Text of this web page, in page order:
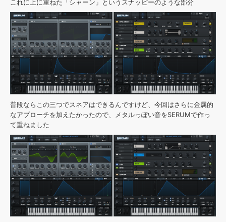
これに上に重ねた「シャーン」というスナッピーのような部分
普段ならこの三つでスネアはできるんですけど、今回はさらに金属的
なアプローチを加えたかったので、メタルっぽい音をSERUMで作っ
て重ねました